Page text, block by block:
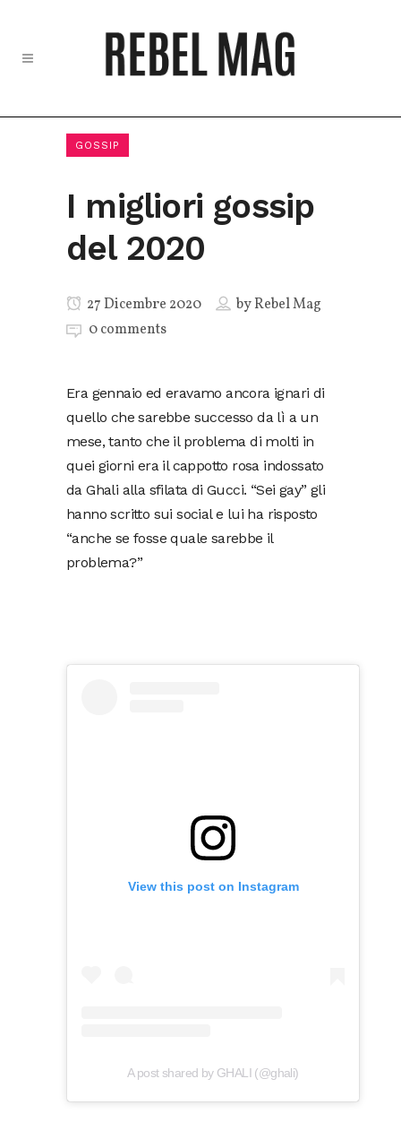
GOSSIP
I migliori gossip
del 2020
27 Dicembre 2020 byRebel Mag
0 comments
Era gennaio ed eravamo ancora ignari di
quello che sarebbe successo da lì a un
mese, tanto che il problema di molti in
quei giorni era il cappotto rosa indossato
da Ghali alla sfilata di Gucci. “Sei gay” gli
hanno scritto sui social e lui ha risposto
“anche se fosse quale sarebbe il
problema?”
View this post on Instagram
A post shared by GHALI (@ghali)